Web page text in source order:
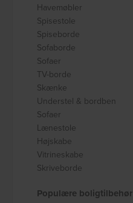
Havemøbler
Spisestole
Spiseborde
Sofaborde
Sofaer
TV-borde
Skænke
Understel & bordben
Sofaer
Lænestole
Højskabe
Vitrineskabe
Skriveborde
Populære boligtilbehør